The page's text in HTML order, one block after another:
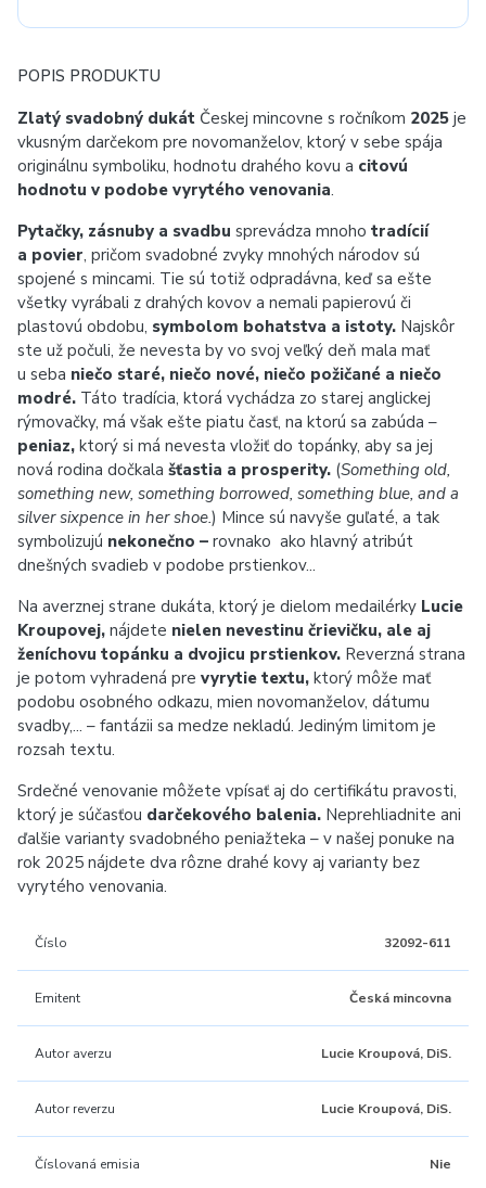
POPIS PRODUKTU
Zlatý svadobný dukát Českej mincovne s ročníkom 2025 je
vkusným darčekom pre novomanželov, ktorý v sebe spája
originálnu symboliku, hodnotu drahého kovu a citovú
hodnotu v podobe vyrytého venovania.
Pytačky, zásnuby a svadbu sprevádza mnoho tradícií
a povier, pričom svadobné zvyky mnohých národov sú
spojené s mincami. Tie sú totiž odpradávna, keď sa ešte
všetky vyrábali z drahých kovov a nemali papierovú či
plastovú obdobu, symbolom bohatstva a istoty. Najskôr
ste už počuli, že nevesta by vo svoj veľký deň mala mať
u seba niečo staré, niečo nové, niečo požičané a niečo
modré. Táto tradícia, ktorá vychádza zo starej anglickej
rýmovačky, má však ešte piatu časť, na ktorú sa zabúda –
peniaz, ktorý si má nevesta vložiť do topánky, aby sa jej
nová rodina dočkala šťastia a prosperity. (Something old,
something new, something borrowed, something blue, and a
silver sixpence in her shoe.) Mince sú navyše guľaté, a tak
symbolizujú nekonečno – rovnako ako hlavný atribút
dnešných svadieb v podobe prstienkov...
Na averznej strane dukáta, ktorý je dielom medailérky Lucie
Kroupovej, nájdete nielen nevestinu črievičku, ale aj
ženíchovu topánku a dvojicu prstienkov. Reverzná strana
je potom vyhradená pre vyrytie textu, ktorý môže mať
podobu osobného odkazu, mien novomanželov, dátumu
svadby,... – fantázii sa medze nekladú. Jediným limitom je
rozsah textu.
Srdečné venovanie môžete vpísať aj do certifikátu pravosti,
ktorý je súčasťou darčekového balenia. Neprehliadnite ani
ďalšie varianty svadobného peniažteka – v našej ponuke na
rok 2025 nájdete dva rôzne drahé kovy aj varianty bez
vyrytého venovania.
Číslo 32092-611
Emitent Česká mincovna
Autor averzu Lucie Kroupová, DiS.
Autor reverzu Lucie Kroupová, DiS.
Číslovaná emisia Nie